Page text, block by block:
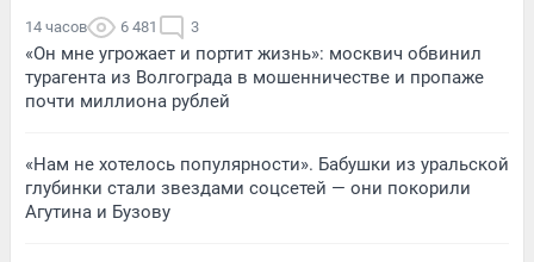
14 часов 6 481 3
«Он мне угрожает и портит жизнь»: москвич обвинил
турагента из Волгограда в мошенничестве и пропаже
почти миллиона рублей
«Нам не хотелось популярности». Бабушки из уральской
глубинки стали звездами соцсетей — они покорили
Агутина и Бузову